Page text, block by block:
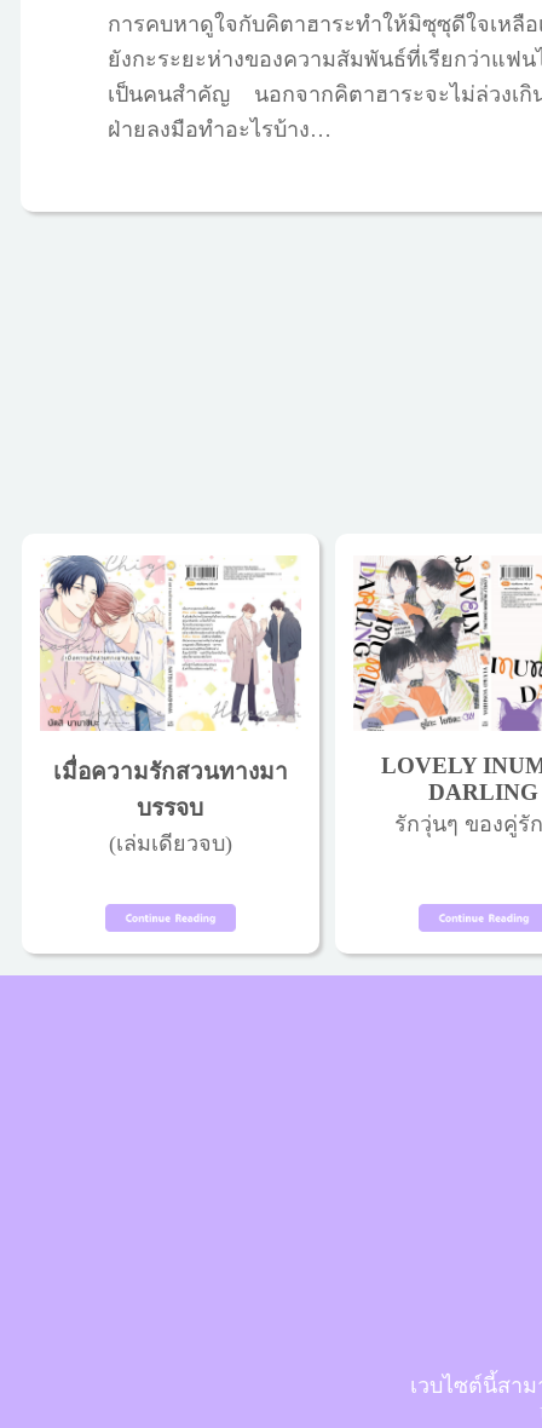
การคบหาดูใจกับคิตาฮาระทำให้มิซุซุดีใจเห
ยังกะระยะห่างของความสัมพันธ์ที่เรียกว่าแฟ
เป็นคนสำคัญ นอกจากคิตาฮาระจะไม่ล่วงเ
ฝ่ายลงมือทำอะไรบ้าง…
เมื่อความรักสวนทางมา
บรรจบ
(เล่มเดียวจบ)
LOVELY
DARLING
รักวุ่นๆ ของคู่รั
เวบไซต์นี้สา